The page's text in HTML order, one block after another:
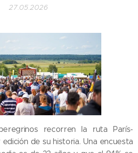
27.05.2026
recorren la ruta París-
de su historia. Una encuesta